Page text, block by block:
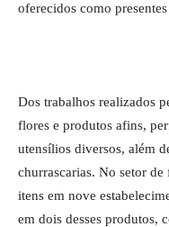
oferecidos como
Dos trabalhos realizados
flores e produtos afins,
utensílios diversos, além
churrascarias. No setor
itens em nove
em dois desses produtos,